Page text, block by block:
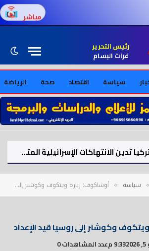
مباشر
رئيس التحرير
فرات البسام
سياسة اقتصاد صحة الرياضة
عاجل | مصر وقطر وتركيا تدين الانتهاكات الإسرائيلية المتواصلة في قطاع غزة
» سياسة » أوشاكوف: زيارة ويتكوف وكوشنر إلى روسيا قيد الإعداد
وكوشنر إلى روسيا قيد الإعداد
9:33 م عدد المشاهدات 0